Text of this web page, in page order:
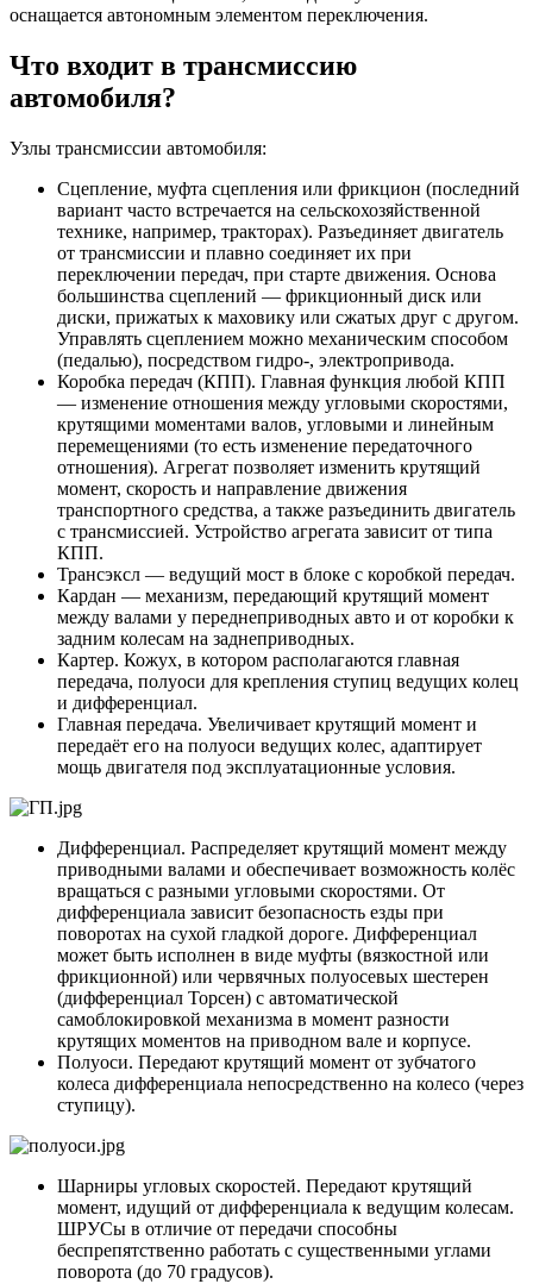
оснащается автономным элементом переключения.
Что входит в трансмиссию
автомобиля?
Узлы трансмиссии автомобиля:
Сцепление, муфта сцепления или фрикцион (последний
вариант часто встречается на сельскохозяйственной
технике, например, тракторах). Разъединяет двигатель
от трансмиссии и плавно соединяет их при
переключении передач, при старте движения. Основа
большинства сцеплений — фрикционный диск или
диски, прижатых к маховику или сжатых друг с другом.
Управлять сцеплением можно механическим способом
(педалью), посредством гидро-, электропривода.
Коробка передач (КПП). Главная функция любой КПП
— изменение отношения между угловыми скоростями,
крутящими моментами валов, угловыми и линейным
перемещениями (то есть изменение передаточного
отношения). Агрегат позволяет изменить крутящий
момент, скорость и направление движения
транспортного средства, а также разъединить двигатель
с трансмиссией. Устройство агрегата зависит от типа
КПП.
Трансэксл — ведущий мост в блоке с коробкой передач.
Кардан — механизм, передающий крутящий момент
между валами у переднеприводных авто и от коробки к
задним колесам на заднеприводных.
Картер. Кожух, в котором располагаются главная
передача, полуоси для крепления ступиц ведущих колец
и дифференциал.
Главная передача. Увеличивает крутящий момент и
передаёт его на полуоси ведущих колес, адаптирует
мощь двигателя под эксплуатационные условия.
Дифференциал. Распределяет крутящий момент между
приводными валами и обеспечивает возможность колёс
вращаться с разными угловыми скоростями. От
дифференциала зависит безопасность езды при
поворотах на сухой гладкой дороге. Дифференциал
может быть исполнен в виде муфты (вязкостной или
фрикционной) или червячных полуосевых шестерен
(дифференциал Торсен) с автоматической
самоблокировкой механизма в момент разности
крутящих моментов на приводном вале и корпусе.
Полуоси. Передают крутящий момент от зубчатого
колеса дифференциала непосредственно на колесо (через
ступицу).
Шарниры угловых скоростей. Передают крутящий
момент, идущий от дифференциала к ведущим колесам.
ШРУСы в отличие от передачи способны
беспрепятственно работать с существенными углами
поворота (до 70 градусов).